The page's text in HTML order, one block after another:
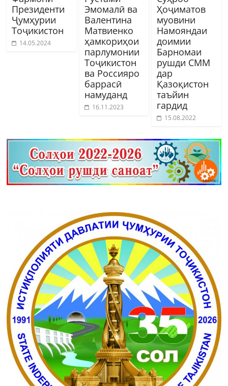
Президенти
Ҷумҳурии
Тоҷикистон
14.05.2024
Эмомалӣ ва
Валентина
Матвиенко
ҳамкориҳои
парлумонии
Тоҷикистон
ва Россияро
баррасӣ
намуданд
16.11.2023
Ҳоҷиматов
муовини
Намояндаи
доимии
Барномаи
рушди СММ
дар
Қазоқистон
таъйин
гардид
15.08.2022